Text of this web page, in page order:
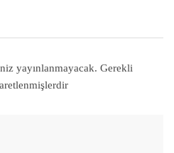
yayınlanmayacak. Gerekli